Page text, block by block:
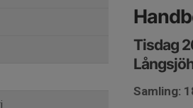
Tisdag
Samling: